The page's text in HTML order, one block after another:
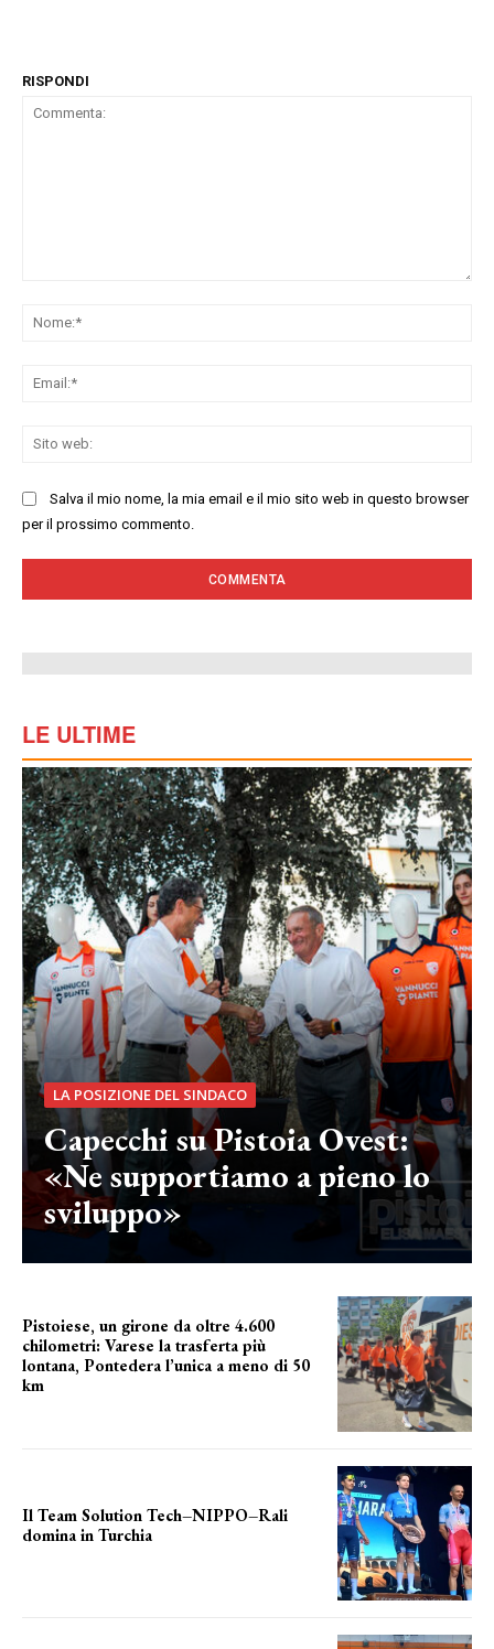
RISPONDI
Salva il mio nome, la mia email e il mio sito web in questo browser
per il prossimo commento.
LE ULTIME
LA POSIZIONE DEL SINDACO
Capecchi su Pistoia Ovest:
«Ne supportiamo a pieno lo
sviluppo»
Pistoiese, un girone da oltre 4.600
chilometri: Varese la trasferta più
lontana, Pontedera l’unica a meno di 50
km
Il Team Solution Tech–NIPPO–Rali
domina in Turchia